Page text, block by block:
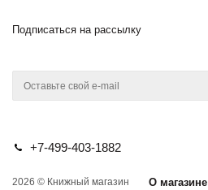
Подписаться на рассылку
+7-499-403-1882
2026 © Книжный магазин О магазине